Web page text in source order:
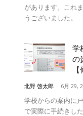
があります。これ
うございました。
学
の
北野 啓太郎 - 6月 29,
学校からの案内に
で実際に手続きし